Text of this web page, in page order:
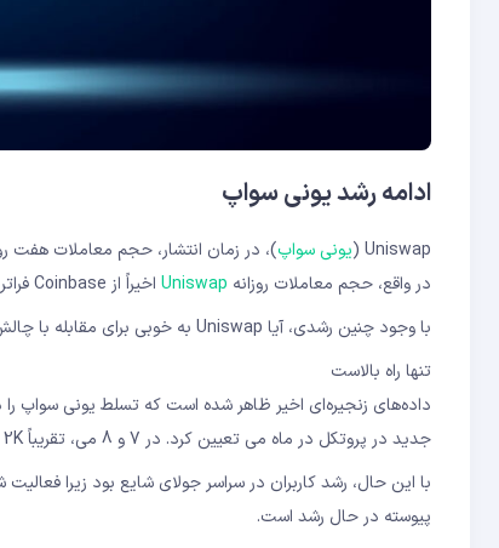
ادامه رشد یونی سواپ
Uniswap ( یونی سواپ
در واقع، حجم معاملات روزانه Uniswap اخیراً از Coinbase فراتر رفته است. این بیشتر به نشان دادن برجستگی رو به رشد DEX ها در فضا ادامه می دهد.
با وجود چنین رشدی، آیا Uniswap به خوبی برای مقابله با چالش های رقبای نزدیک مانند
تنها راه بالاست
جدید در پروتکل در ماه می تعیین کرد. در 7 و 8 می، تقریباً 2K کاربر جدید وجود داشت، اما با کاهش شدید قیمت ETH، این تعداد به شدت کاهش یافت.
پیوسته در حال رشد است.